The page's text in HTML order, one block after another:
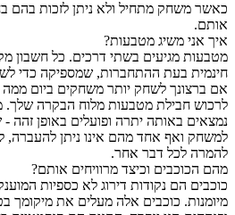
כאשר משחק מתחיל ולא ניתן לזכות בהם
אותם.
איך אני משיג מטבעות?
מטבעות מגיעים בשתי דרכים. כל חשבון
חינמית בעת ההתחברות, שמספיקה כדי
אם ברצונך לשחק יותר משחקים ביום
לרכוש חבילת מטבעות מלוח הבקרה שלך.
נמצאים באותה יתרה ופועלים באופן זהה
למשחק ואף אחד מהם אינו ניתן להעברה,
להמרה לכל דבר אחר.
מהם הכוכבים וכיצד מרוויחים אותם?
כוכבים הם נקודות דירוג לא כספיות